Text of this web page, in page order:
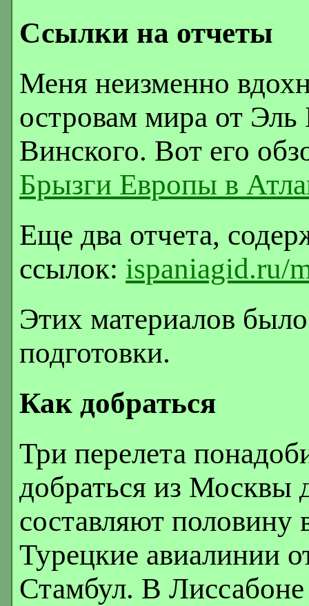
Ссылки на отчеты
Меня неизменно
островам мира от
Винского. Вот его
Брызги Европы в
Еще два отчета,
ссылок: ispaniagid.ru/
Этих материалов
подготовки.
Как добраться
Три перелета
добраться из
составляют половину
Турецкие авиалинии
Стамбул. В